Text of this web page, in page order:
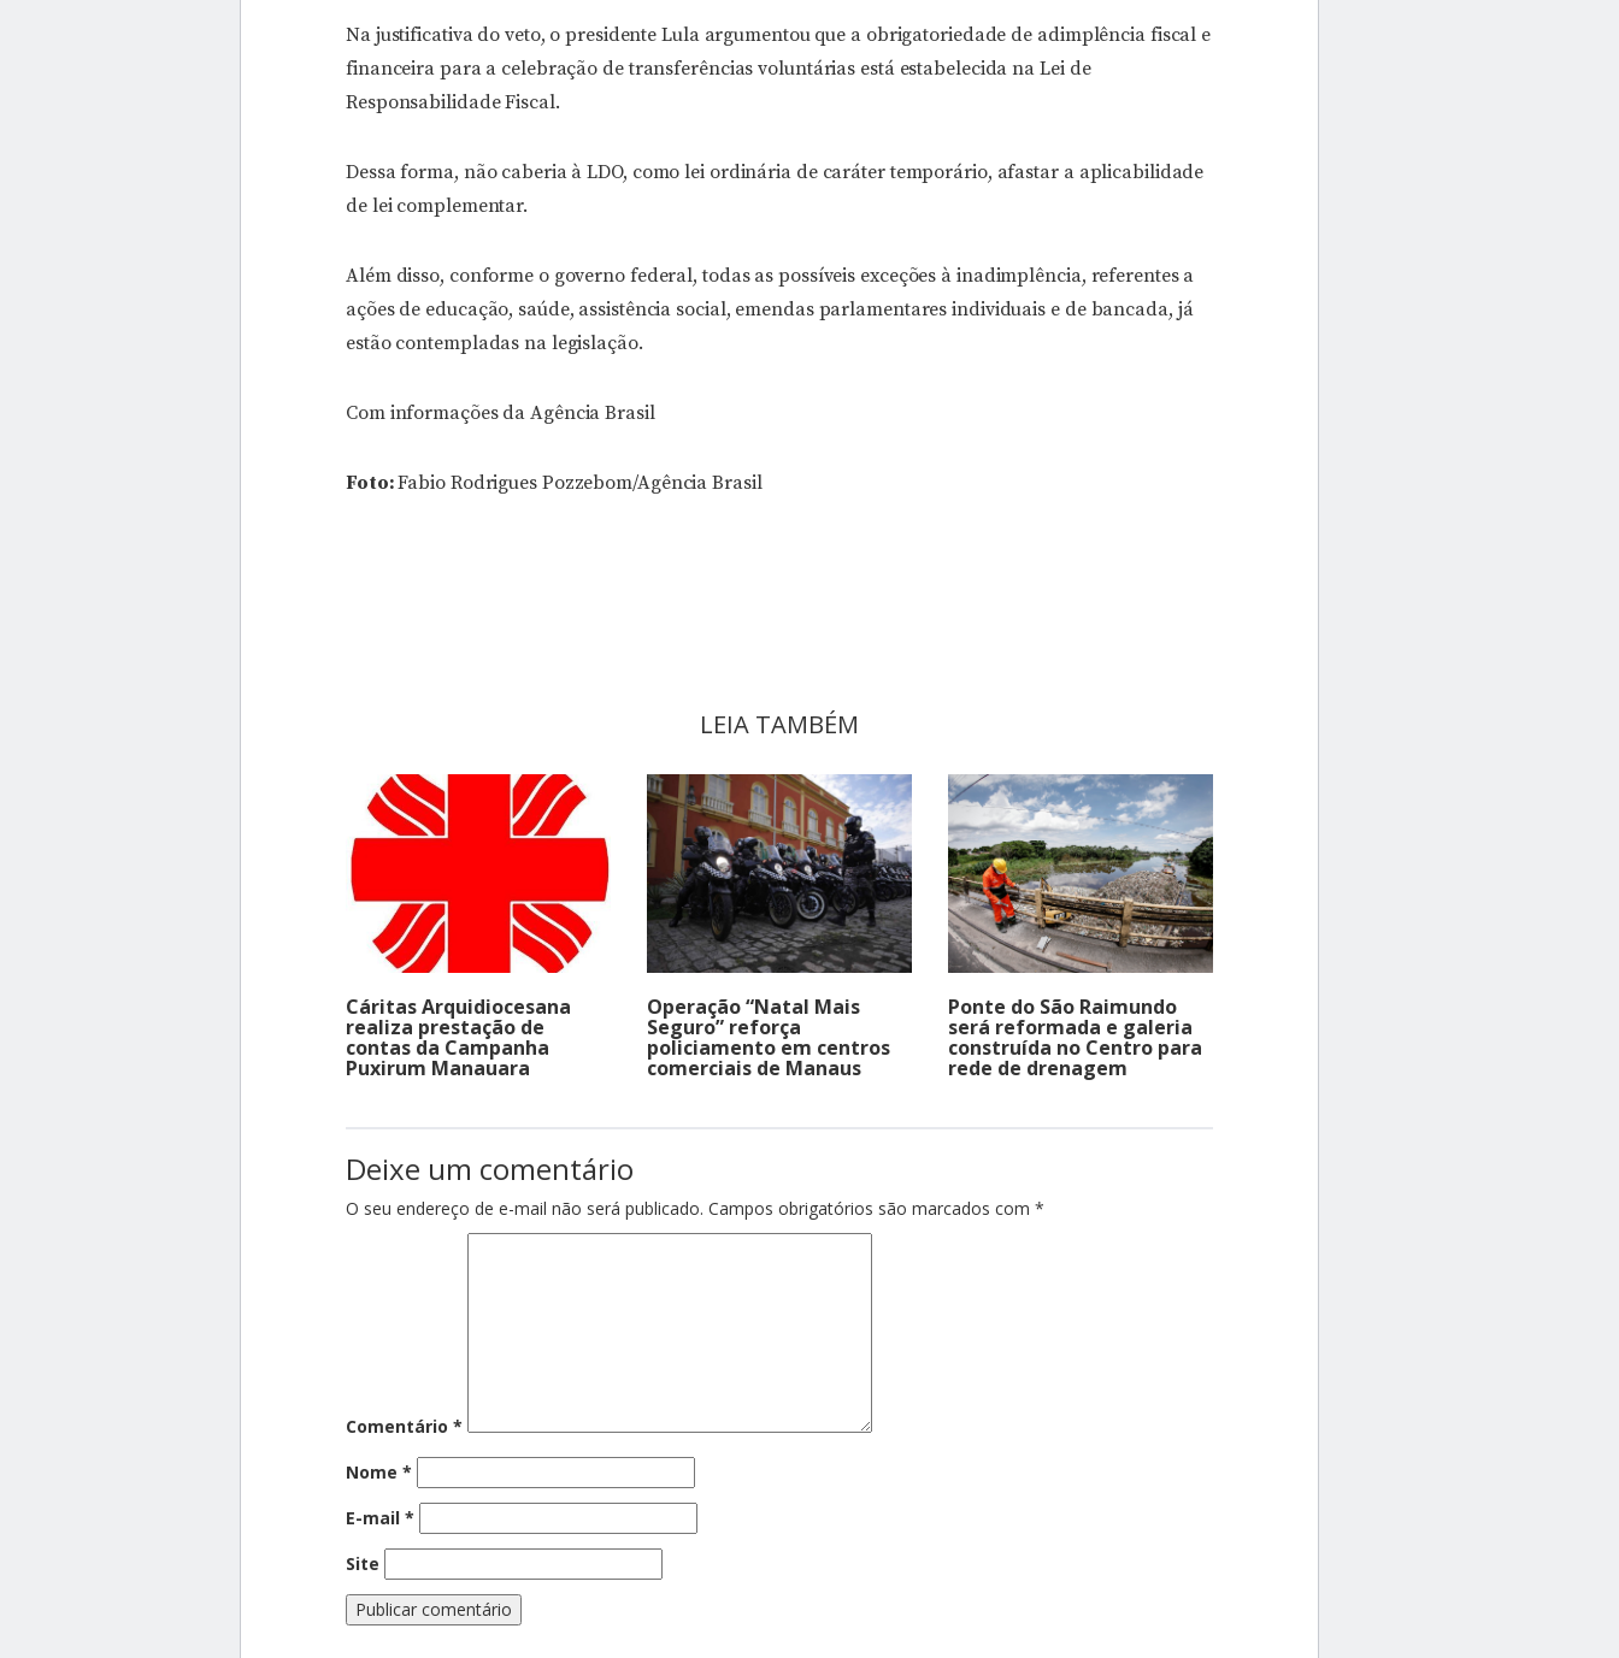
Na justificativa do veto, o presidente Lula argumentou que a obrigatoriedade de adimplência fiscal e
financeira para a celebração de transferências voluntárias está estabelecida na Lei de
Responsabilidade Fiscal.
Dessa forma, não caberia à LDO, como lei ordinária de caráter temporário, afastar a aplicabilidade
de lei complementar.
Além disso, conforme o governo federal, todas as possíveis exceções à inadimplência, referentes a
ações de educação, saúde, assistência social, emendas parlamentares individuais e de bancada, já
estão contempladas na legislação.
Com informações da Agência Brasil
Foto:Fabio Rodrigues Pozzebom/Agência Brasil
LEIA TAMBÉM
Cáritas Arquidiocesana
realiza prestação de
contas da Campanha
Puxirum Manauara
Operação “Natal Mais
Seguro” reforça
policiamento em centros
comerciais de Manaus
Ponte do São Raimundo
será reformada e galeria
construída no Centro para
rede de drenagem
Deixe um comentário
O seu endereço de e-mail não será publicado. Campos obrigatórios são marcados com *
Comentário *
Nome *
E-mail *
Site